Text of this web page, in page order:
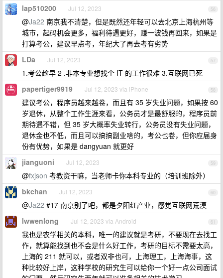
56
lap510200 Jul 12, 2023
@Ja22 南京我不清楚，但是既然还年轻可以去北京上海杭州等
城市，起码机会更多，福利待遇更好，赚一波钱再回来，如果是
打算考公，建议早点考，年纪大了再去考有劣势
57
LDa Jul 12, 2023
1.考公趁早 2 .非本专业想找个 IT 的工作很难 3.互联网已死
58
papertiger9919 Jul 12, 2023 via iPhone
建议考公，程序员越来越卷，而且有 35 岁失业问题，如果按 60
岁退休，从整个工作生涯来看，公务员才是最舒服的，程序员前
期待遇不错，但 35 岁大概率失业转行，公务员没有失业问题，
退休金也不低，而且可以搞搞副业啥的，考公也卷，但你应届身
份有优势，如果是 dangyuan 就更好
59
jianguoni Jul 12, 2023
@fxjson 考教资干嘛，当老师卡你本科专业的（培训班除外）
60
bkchan Jul 12, 2023
@Ja22 #17 南京别了吧，都是夕阳红产业，感觉互联网荒漠
61
lwwenlong Jul 12, 2023 via Android
我也是农学相关的本科，唯一的建议就是考研，不要现在去找工
作，就算能找到也不会是什么好工作，考研的目标不需要太高，
上海的 211 就可以，或者双非也可，上海理工，上海海事，这
种比较好上岸，这种学校的研究生可以给你一个好一点公司面试